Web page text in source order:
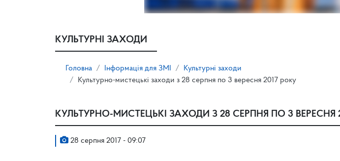
КУЛЬТУРНІ ЗАХОДИ
Головна Інформація для ЗМІ
Культурні заходи
Культурно-мистецькі заходи з 28 серпня по 3 вересня 2017 року
КУЛЬТУРНО-МИСТЕЦЬКІ ЗАХОДИ З 28 СЕРПНЯ ПО 3 ВЕРЕСНЯ
28 серпня 2017 - 09:07